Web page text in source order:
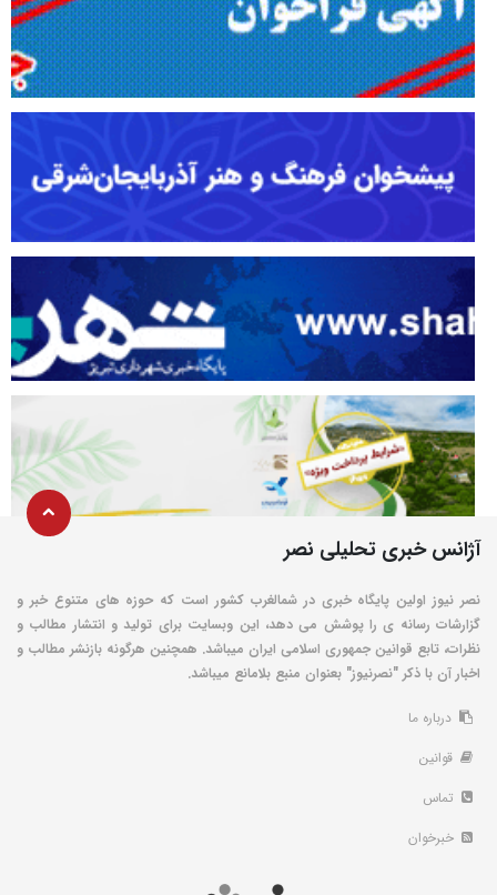
آژانس خبری تحلیلی نصر
نصر نیوز اولین پایگاه خبری در شمالغرب کشور است که حوزه های متنوع خبر و
گزارشات رسانه ی را پوشش می دهد، این وبسایت برای تولید و انتشار مطالب و
نظرات، تابع قوانین جمهوری اسلامی ایران میباشد. همچنین هرگونه بازنشر مطالب و
اخبار آن با ذکر "نصرنیوز" بعنوان منبع بلامانع میباشد.
درباره ما
قوانین
تماس
خبرخوان